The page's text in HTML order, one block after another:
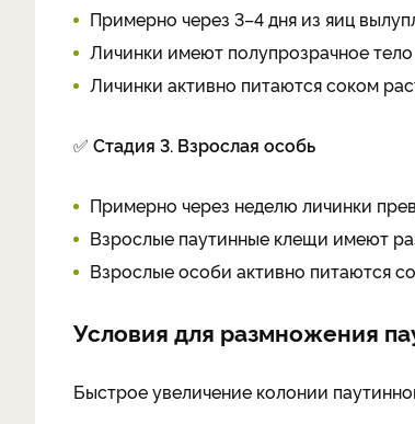
Примерно через 3–4 дня из яиц
Личинки имеют полупрозрачное
Личинки активно питаются соком
✅ Стадия 3. Взрослая особь
Примерно через неделю личинки
Взрослые паутинные клещи имеют
Взрослые особи активно питаются
Условия для размножения
Быстрое увеличение колонии